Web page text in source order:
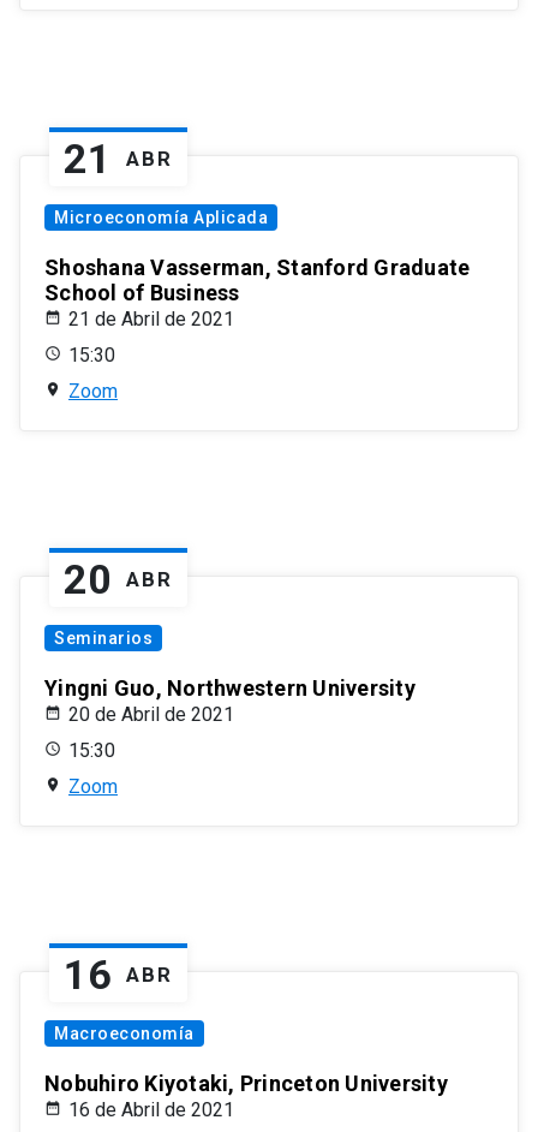
21 ABR
Microeconomía Aplicada
Shoshana Vasserman, Stanford Graduate
School of Business
21 de Abril de 2021
15:30
Zoom
20 ABR
Seminarios
Yingni Guo, Northwestern University
20 de Abril de 2021
15:30
Zoom
16 ABR
Macroeconomía
Nobuhiro Kiyotaki, Princeton University
16 de Abril de 2021